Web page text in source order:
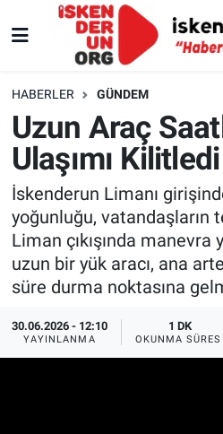
HABERLER GÜNDEM
Uzun Araç
Ulaşımı Kilitledi
İskenderun Limanı
yoğunluğu, vatandaşların
Liman çıkışında
uzun bir yük aracı, ana
süre durma noktasına
30.06.2026 - 12:10
YAYINLANMA
1 DK
OKUNMA SÜRESI